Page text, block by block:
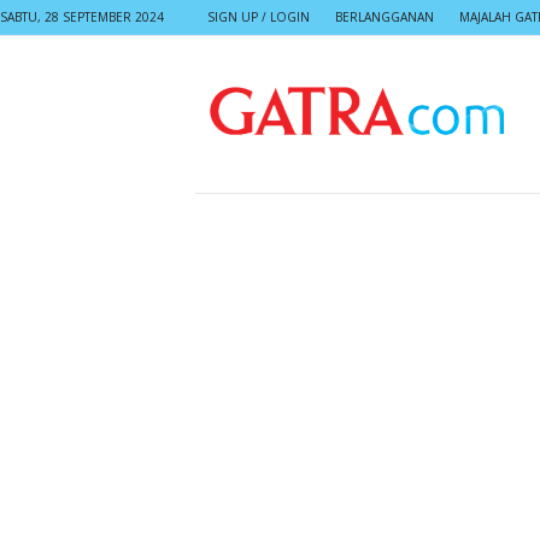
SABTU, 28 SEPTEMBER 2024 SIGN UP / LOGIN BERLANGGANAN MAJALAH